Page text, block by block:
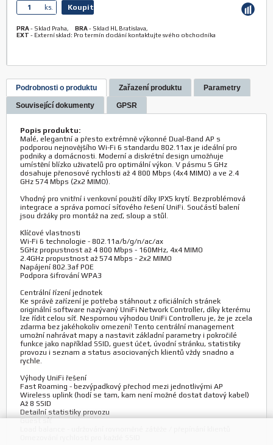
ks. Koupit
PRA- Sklad Praha, BRA- Sklad HL Bratislava,
EXT - Externí sklad: Pro termín dodání kontaktujte svého obchodníka
Podrobnosti o produktu Zařazení produktu Parametry
Související dokumenty GPSR
Popis produktu:
Malé, elegantní a přesto extrémně výkonné Dual-Band AP s
podporou nejnovějšího Wi-Fi 6 standardu 802.11ax je ideální pro
podniky a domácnosti. Moderní a diskrétní design umožňuje
umístění blízko uživatelů pro optimální výkon. V pásmu 5 GHz
dosahuje přenosové rychlosti až 4 800 Mbps (4x4 MIMO) a ve 2.4
GHz 574 Mbps (2x2 MIMO).
Vhodný pro vnitřní i venkovní použití díky IPX5 krytí. Bezproblémová
integrace a správa pomocí síťového řešení UniFi. Součástí balení
jsou držáky pro montáž na zeď, sloup a stůl.
Klíčové vlastnosti
Wi-Fi 6 technologie - 802.11a/b/g/n/ac/ax
5GHz propustnost až 4 800 Mbps - 160MHz, 4x4 MIMO
2.4GHz propustnost až 574 Mbps - 2x2 MIMO
Napájení 802.3af POE
Podpora šifrování WPA3
Centrální řízení jednotek
Ke správě zařízení je potřeba stáhnout z oficiálních stránek
originální software nazývaný UniFi Network Controller, díky kterému
lze řídit celou síť. Nespornou výhodou UniFi Controlleru je, že je zcela
zdarma bez jakéhokoliv omezení! Tento centrální management
umožní nahrávat mapy a nastavit základní parametry i pokročilé
funkce jako například SSID, guest účet, úvodní stránku, statistiky
provozu i seznam a status asociovaných klientů vždy snadno a
rychle.
Výhody UniFi řešení
Fast Roaming - bezvýpadkový přechod mezi jednotlivými AP
Wireless uplink (hodí se tam, kam není možné dostat datový kabel)
Až 8 SSID
Detailní statistiky provozu
Guest síť